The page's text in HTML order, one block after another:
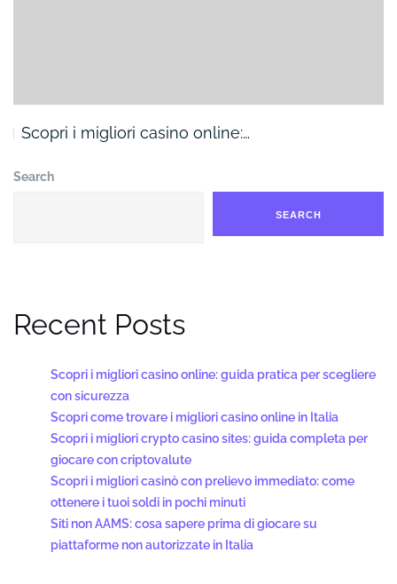
Scopri i migliori casino online:…
Search
SEARCH
Recent Posts
Scopri i migliori casino online: guida pratica per scegliere
con sicurezza
Scopri come trovare i migliori casino online in Italia
Scopri i migliori crypto casino sites: guida completa per
giocare con criptovalute
Scopri i migliori casinò con prelievo immediato: come
ottenere i tuoi soldi in pochi minuti
Siti non AAMS: cosa sapere prima di giocare su
piattaforme non autorizzate in Italia